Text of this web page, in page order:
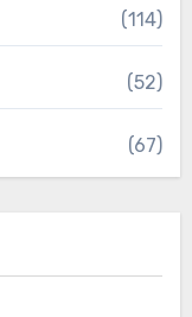
(114)
(52)
(67)